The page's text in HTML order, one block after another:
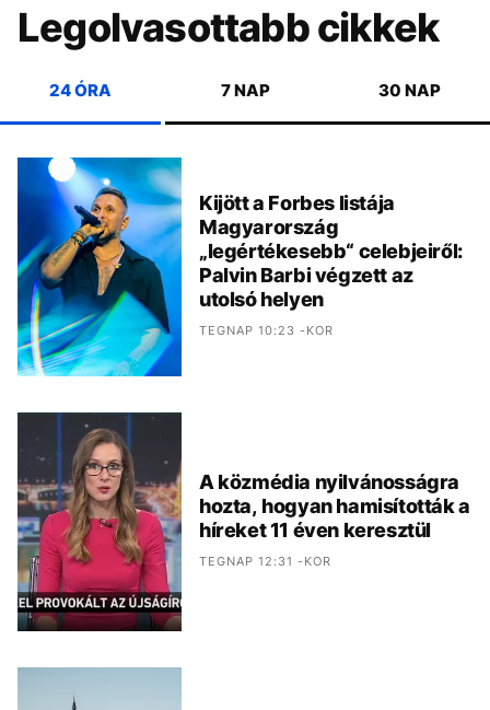
Legolvasottabb cikkek
24 ÓRA 7 NAP 30 NAP
Kijött a Forbes listája
Magyarország
„legértékesebb“ celebjeiről:
Palvin Barbi végzett az
utolsó helyen
TEGNAP 10:23 -KOR
A közmédia nyilvánosságra
hozta, hogyan hamisították a
híreket 11 éven keresztül
TEGNAP 12:31 -KOR